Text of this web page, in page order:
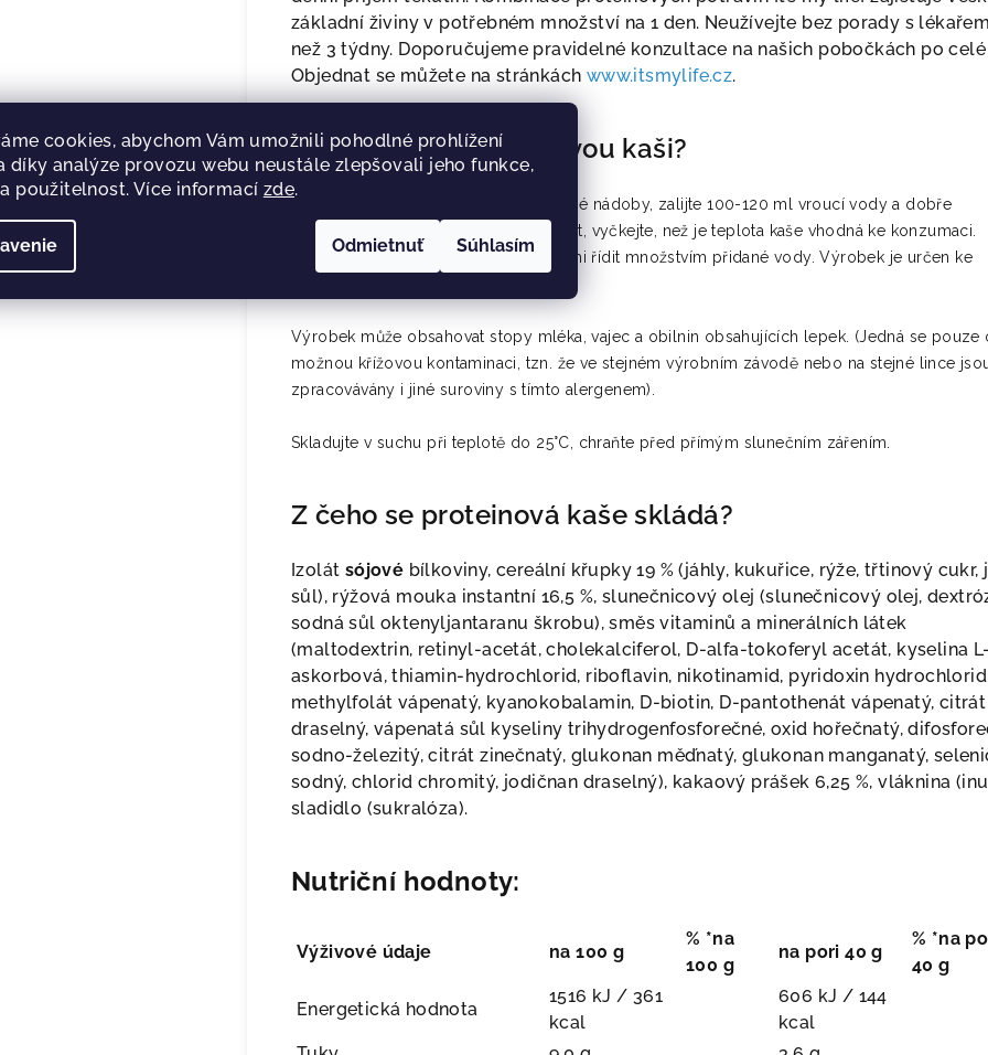
cookies, abychom Vám umožnili pohodlné prohlížení
díky analýze provozu webu neustále zlepšovali jeho funkce,
použitelnost. Více informací zde.
Odmietnuť Súhlasím
základní živiny v potřebném množství na 1 den. Neužívejte bez porady s
než 3 týdny. Doporučujeme pravidelné konzultace na našich pobočkách po celé
Objednat se můžete na stránkách www.itsmylife.cz.
Jak připravit proteinovou kaši?
Obsah sáčku (40 g) nasypte do vhodné nádoby, zalijte 100-120 ml vroucí vody a dobře
promíchejte. Nechte 3-5 minut bobtnat, vyčkejte, než je teplota kaše vhodná ke konzumaci.
Intenzitu chuti a hustoty si můžete sami řídit množstvím přidané vody. Výrobek je určen ke
Výrobek může obsahovat stopy mléka, vajec a obilnin obsahujících lepek. (Jedná se pouze
možnou křížovou kontaminaci, tzn. že ve stejném výrobním závodě nebo na stejné lince
zpracovávány i jiné suroviny s tímto alergenem).
Skladujte v suchu při teplotě do 25°C, chraňte před přímým slunečním zářením.
Z čeho se proteinová kaše skládá?
Izolát sójové bílkoviny, cereální křupky 19 % (jáhly, kukuřice, rýže, třtinový cukr,
sůl), rýžová mouka instantní 16,5 %, slunečnicový olej (slunečnicový olej,
sodná sůl oktenyljantaranu škrobu), směs vitaminů a minerálních látek
(maltodextrin, retinyl-acetát, cholekalciferol, D-alfa-tokoferyl acetát, kyselina
askorbová, thiamin-hydrochlorid, riboflavin, nikotinamid, pyridoxin
methylfolát vápenatý, kyanokobalamin, D-biotin, D-pantothenát vápenatý, citrát
draselný, vápenatá sůl kyseliny trihydrogenfosforečné, oxid hořečnatý,
sodno-železitý, citrát zinečnatý, glukonan měďnatý, glukonan manganatý,
sodný, chlorid chromitý, jodičnan draselný), kakaový prášek 6,25 %, vláknina
sladidlo (sukralóza).
Nutriční hodnoty:
Výživové údaje na 100 g
% *na
100 g
na pori 40 g
% *na
40 g
Energetická hodnota
1516 kJ / 361
kcal
606 kJ / 144
kcal